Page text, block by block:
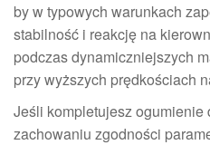
by w typowych warunkach
stabilność i reakcję na
podczas dynamiczniejszych
przy wyższych prędkościach
Jeśli kompletujesz ogumienie
zachowaniu zgodności